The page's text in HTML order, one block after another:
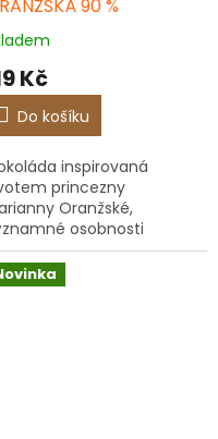
90 %
Kč
Do košíku
inspirovaná
princezny
Oranžské,
osobnosti
regionu.